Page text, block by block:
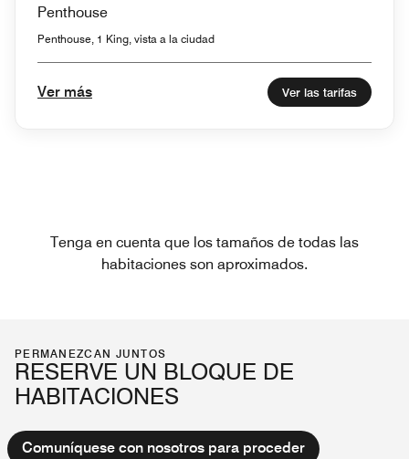
Penthouse
Penthouse, 1 King, vista a la ciudad
Ver más Ver las tarifas
Tenga en cuenta que los tamaños de todas las
habitaciones son aproximados.
PERMANEZCAN JUNTOS
RESERVE UN BLOQUE DE
HABITACIONES
Comuníquese con nosotros para proceder